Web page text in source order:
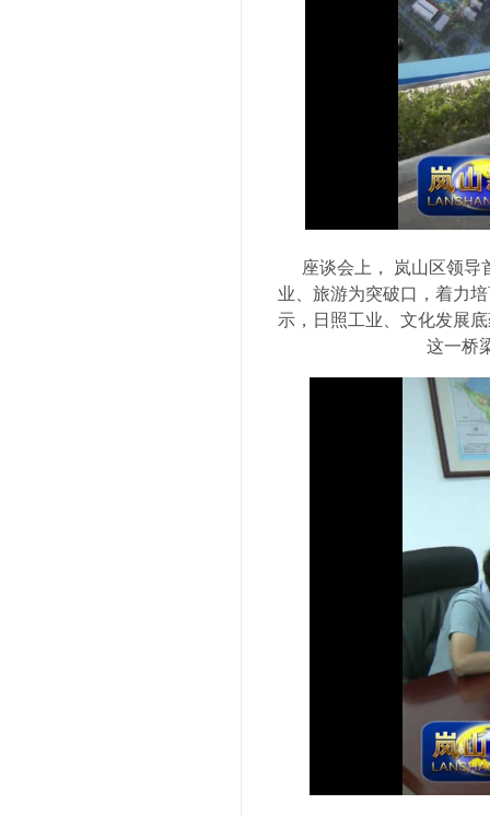
座谈会上，
岚山区领导
业、旅游为突破口，着力
示，日照工业、文化发展
这一桥